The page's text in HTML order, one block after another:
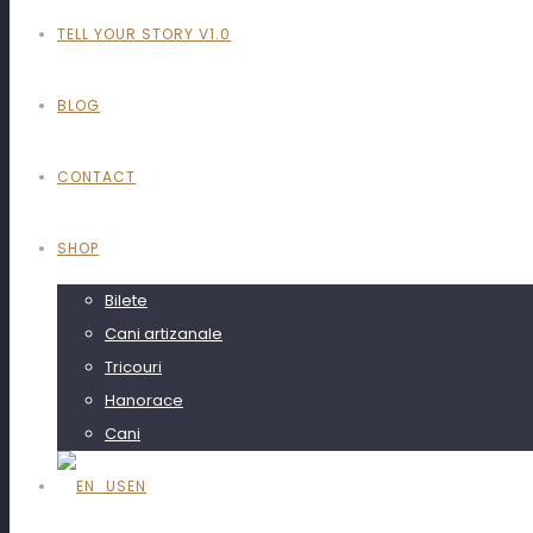
TELL YOUR STORY V1.0
BLOG
CONTACT
SHOP
Bilete
Cani artizanale
Tricouri
Hanorace
Cani
EN
Magazin